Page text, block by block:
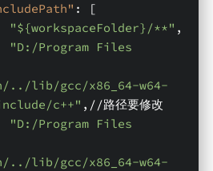
: [
"${workspaceFolder}/**" ,
"D:/Program Files
../lib/gcc/x86_64-w64-
c++" ,//路径要修改
"D:/Program Files
../lib/gcc/x86_64-w64-